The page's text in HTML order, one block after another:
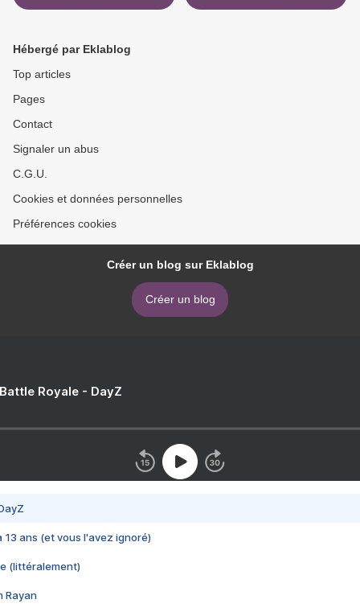
1080P Trực Tiếp
Hébergé par Eklablog
Top articles
Pages
Contact
Signaler un abus
C.G.U.
Cookies et données personnelles
Préférences cookies
Créer un blog sur Eklablog
Créer un blog
Royale - DayZ
13 ans (et vous l'avez ignoré)
(littéralement)
Rayan